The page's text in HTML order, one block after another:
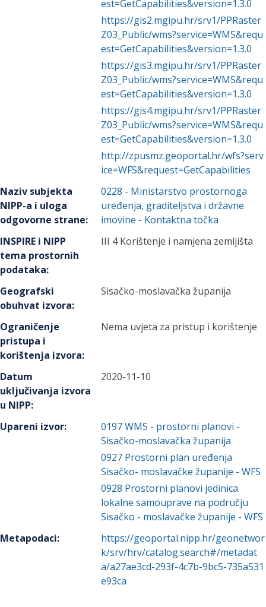
est=GetCapabilities&version=1.3.0
https://gis2.mgipu.hr/srv1/PPRaster
Z03_Public/wms?service=WMS&requ
est=GetCapabilities&version=1.3.0
https://gis3.mgipu.hr/srv1/PPRaster
Z03_Public/wms?service=WMS&requ
est=GetCapabilities&version=1.3.0
https://gis4.mgipu.hr/srv1/PPRaster
Z03_Public/wms?service=WMS&requ
est=GetCapabilities&version=1.3.0
http://zpusmz.geoportal.hr/wfs?serv
ice=WFS&request=GetCapabilities
Naziv subjekta
NIPP-a i uloga
odgovorne strane:
0228 - Ministarstvo prostornoga
uređenja, graditeljstva i državne
imovine - Kontaktna točka
INSPIRE i NIPP
tema prostornih
podataka:
III 4 Korištenje i namjena zemljišta
Geografski
obuhvat izvora:
Sisačko-moslavačka županija
Ograničenje
pristupa i
korištenja izvora:
Nema uvjeta za pristup i korištenje
Datum
uključivanja izvora
u NIPP:
2020-11-10
Upareni izvor: 0197WMS - prostorni planovi -
Sisačko-moslavačka županija
0927 Prostorni plan uređenja
Sisačko- moslavačke županije - WFS
0928 Prostorni planovi jedinica
lokalne samouprave na području
Sisačko - moslavačke županije - WFS
Metapodaci:
https://geoportal.nipp.hr/geonetwor
k/srv/hrv/catalog.search#/metadat
a/a27ae3cd-293f-4c7b-9bc5-735a531
e93ca